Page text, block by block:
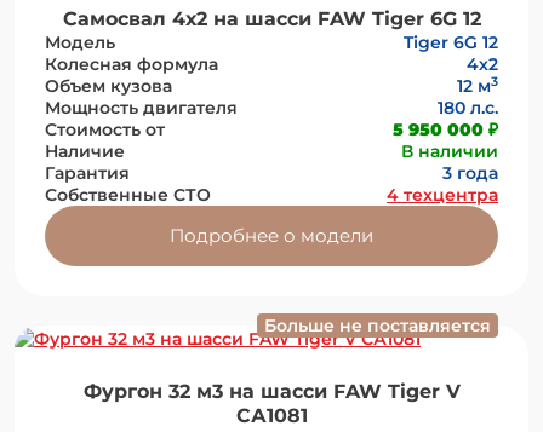
Самосвал 4х2 на шасси FAW Tiger 6G 12
Модель
Tiger 6G 12
Колесная формула
4х2
Объем кузова
12 м3
Мощность двигателя
180 л.с.
Стоимость от
5 950 000 ₽
Наличие
В наличии
Гарантия
3 года
Собственные СТО
4 техцентра
Подробнее о модели
Больше не поставляется
Фургон 32 м3 на шасси FAW Tiger V
СА1081